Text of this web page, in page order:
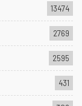
13474
2769
2595
431